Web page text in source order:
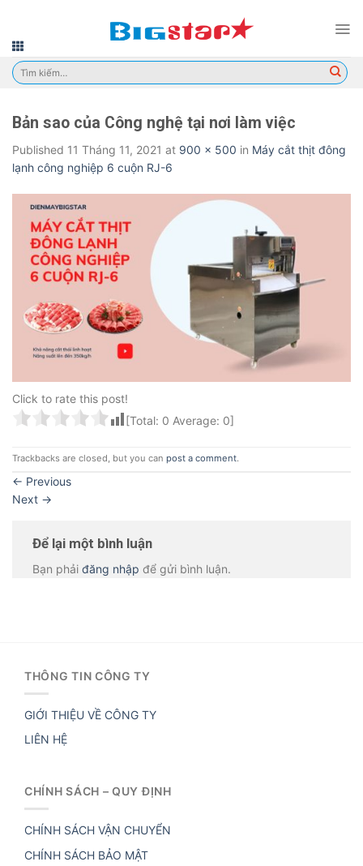
content
Tìm
kiếm:
Bản sao của Công nghệ tại nơi làm việc
Published 11 Tháng 11, 2021 at 900 × 500 in Máy cắt thịt đông
lạnh công nghiệp 6 cuộn RJ-6
Click to rate this post!
[Total: 0 Average: 0]
Trackbacks are closed, but you can post a comment.
← Previous
Next →
Để lại một bình luận
Bạn phải đăng nhập để gửi bình luận.
THÔNG TIN CÔNG TY
GIỚI THIỆU VỀ CÔNG TY
LIÊN HỆ
CHÍNH SÁCH – QUY ĐỊNH
CHÍNH SÁCH VẬN CHUYỂN
CHÍNH SÁCH BẢO MẬT